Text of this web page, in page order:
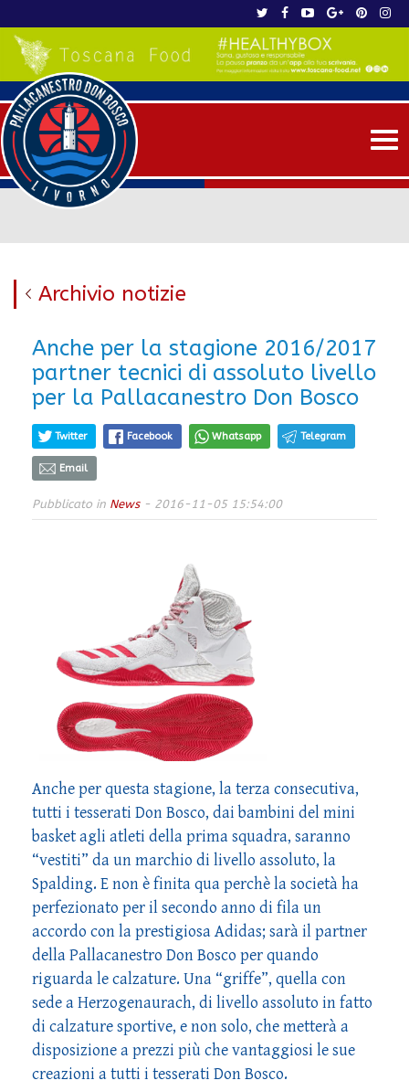
Archivio notizie
Anche per la stagione 2016/2017
partner tecnici di assoluto livello
per la Pallacanestro Don Bosco
Twitter Facebook Whatsapp Telegram
Email
Pubblicato in News- 2016-11-05 15:54:00
Anche per questa stagione, la terza consecutiva,
tutti i tesserati Don Bosco, dai bambini del mini
basket agli atleti della prima squadra, saranno
“vestiti” da un marchio di livello assoluto, la
Spalding. E non è finita qua perchè la società ha
perfezionato per il secondo anno di fila un
accordo con la prestigiosa Adidas; sarà il partner
della Pallacanestro Don Bosco per quando
riguarda le calzature. Una “griffe”, quella con
sede a Herzogenaurach, di livello assoluto in fatto
di calzature sportive, e non solo, che metterà a
disposizione a prezzi più che vantaggiosi le sue
creazioni a tutti i tesserati Don Bosco.